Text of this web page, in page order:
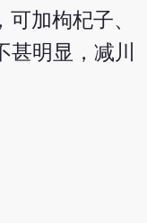
加枸杞子、
甚明显，减川